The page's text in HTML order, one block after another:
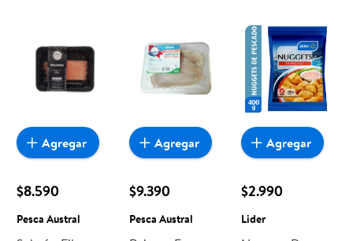
$8.590
Pesca Austral
Agregar
$9.390
Pesca Austral
Agregar
$2.990
Lider
Agregar